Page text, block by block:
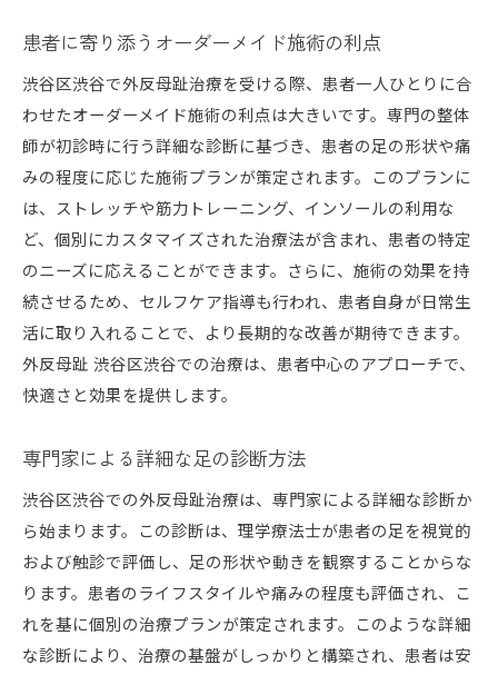
患者に寄り添うオーダーメイド施術の利点
渋谷区渋谷で外反母趾治療を受ける際、患者一人ひとりに合
わせたオーダーメイド施術の利点は大きいです。専門の整体
師が初診時に行う詳細な診断に基づき、患者の足の形状や痛
みの程度に応じた施術プランが策定されます。このプランに
は、ストレッチや筋力トレーニング、インソールの利用な
ど、個別にカスタマイズされた治療法が含まれ、患者の特定
のニーズに応えることができます。さらに、施術の効果を持
続させるため、セルフケア指導も行われ、患者自身が日常生
活に取り入れることで、より長期的な改善が期待できます。
外反母趾 渋谷区渋谷での治療は、患者中心のアプローチで、
快適さと効果を提供します。
専門家による詳細な足の診断方法
渋谷区渋谷での外反母趾治療は、専門家による詳細な診断か
ら始まります。この診断は、理学療法士が患者の足を視覚的
および触診で評価し、足の形状や動きを観察することからな
ります。患者のライフスタイルや痛みの程度も評価され、こ
れを基に個別の治療プランが策定されます。このような詳細
な診断により、治療の基盤がしっかりと構築され、患者は安